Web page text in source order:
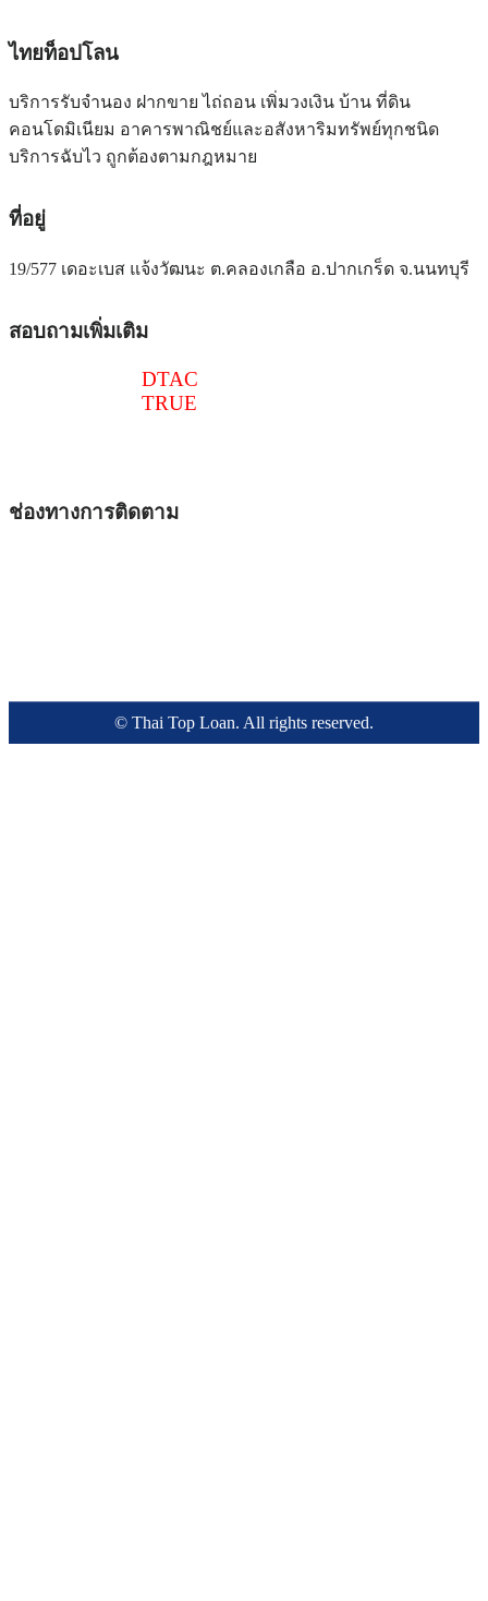
ไทยท็อปโลน
บริการรับจำนอง ฝากขาย ไถ่ถอน เพิ่มวงเงิน บ้าน ที่ดิน
คอนโดมิเนียม อาคารพาณิชย์และอสังหาริมทรัพย์ทุกชนิด
บริการฉับไว ถูกต้องตามกฎหมาย
ที่อยู่
19/577 เดอะเบส แจ้งวัฒนะ ต.คลองเกลือ อ.ปากเกร็ด จ.นนทบุรี
สอบถามเพิ่มเติม
DTAC
TRUE
ช่องทางการติดตาม
© Thai Top Loan. All rights reserved.